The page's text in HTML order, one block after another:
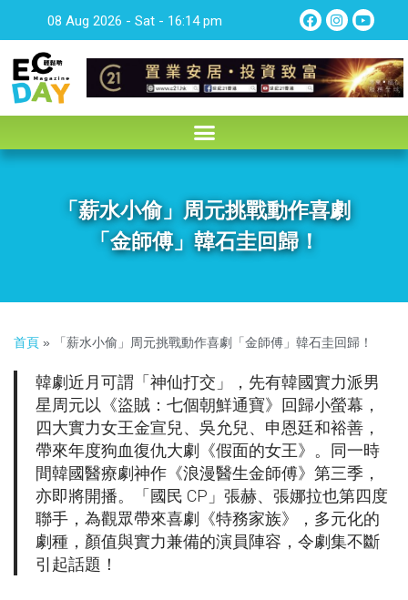
08 Aug 2026 - Sat - 16:14 pm
「薪水小偷」周元挑戰動作喜劇
「金師傅」韓石圭回歸！
首頁 » 「薪水小偷」周元挑戰動作喜劇「金師傅」韓石圭回歸！
韓劇近月可謂「神仙打交」，先有韓國實力派男
星周元以《盜賊：七個朝鮮通寶》回歸小螢幕，
四大實力女王金宣兒、吳允兒、申恩廷和裕善，
帶來年度狗血復仇大劇《假面的女王》。同一時
間韓國醫療劇神作《浪漫醫生金師傅》第三季，
亦即將開播。「國民 CP」張赫、張娜拉也第四度
聯手，為觀眾帶來喜劇《特務家族》，多元化的
劇種，顏值與實力兼備的演員陣容，令劇集不斷
引起話題！